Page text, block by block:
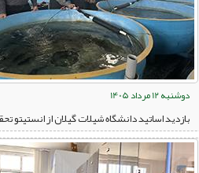
دوشنبه 12 مرداد 1405
بازدید اساتید دانشگاه شیلات گیلان از انستیتو